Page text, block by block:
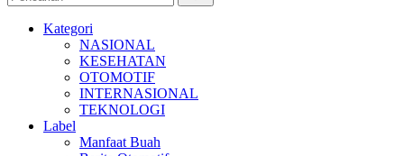
Kategori
NASIONAL
KESEHATAN
OTOMOTIF
INTERNASIONAL
TEKNOLOGI
Label
Manfaat Buah